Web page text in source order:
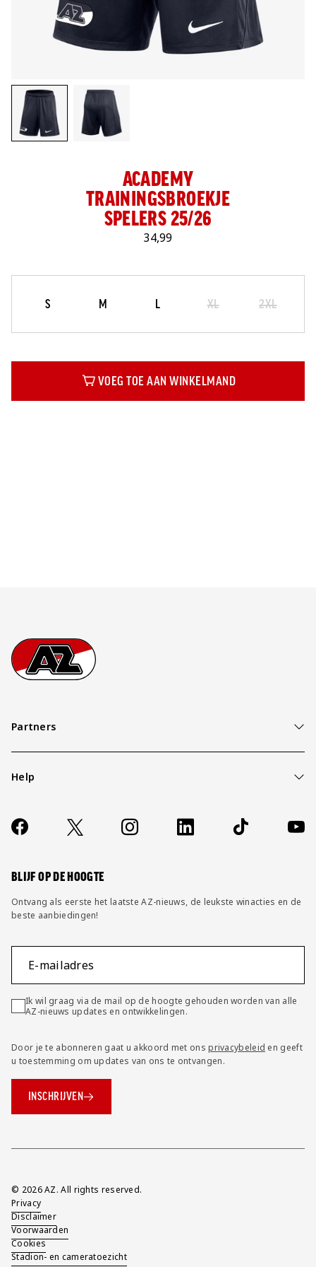
ACADEMY
TRAININGSBROEKJE
SPELERS 25/26
34,99
Maat
S M L XL 2XL
VOEG TOE AAN WINKELMAND
Footer
Ga naar onze homepage
Partners
Help
Contact
FAQ
Socials
https://www.facebook.com/AZAlkmaar
X Instagram LinkedIn TikTok
BLIJF OP DE HOOGTE
Ontvang als eerste het laatste AZ-nieuws, de leukste winacties en de
beste aanbiedingen!
E-mailadres
Ik wil graag via de mail op de hoogte gehouden worden van alle
AZ-nieuws updates en ontwikkelingen.
Door je te abonneren gaat u akkoord met onsprivacybeleid en geeft
u toestemming om updates van ons te ontvangen.
INSCHRIJVEN
Overig
© 2026 AZ. All rights reserved.
Privacy
Disclaimer
Voorwaarden
Cookies
Stadion- en cameratoezicht